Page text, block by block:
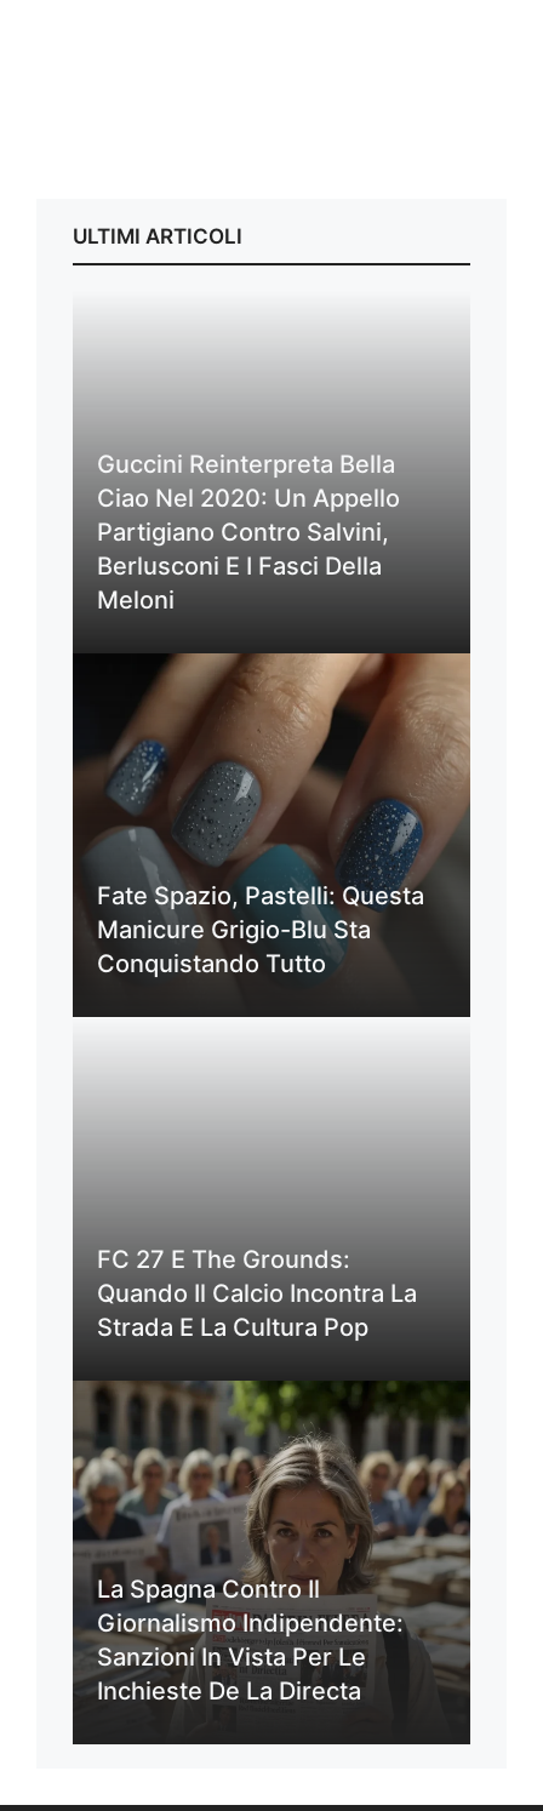
ULTIMI ARTICOLI
Guccini Reinterpreta Bella
Ciao Nel 2020: Un Appello
Partigiano Contro Salvini,
Berlusconi E I Fasci Della
Meloni
Fate Spazio, Pastelli: Questa
Manicure Grigio-Blu Sta
Conquistando Tutto
FC 27 E The Grounds:
Quando Il Calcio Incontra La
Strada E La Cultura Pop
La Spagna Contro Il
Giornalismo Indipendente:
Sanzioni In Vista Per Le
Inchieste De La Directa